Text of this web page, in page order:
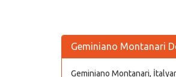
Geminiano Montanari
Geminiano Montanari,